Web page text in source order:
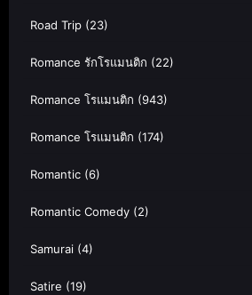
Road Trip (23)
Romance รักโรแมนติก (22)
Romance โรแมนติก (943)
Romance โรแมนติก (174)
Romantic (6)
Romantic Comedy (2)
Samurai (4)
Satire (19)